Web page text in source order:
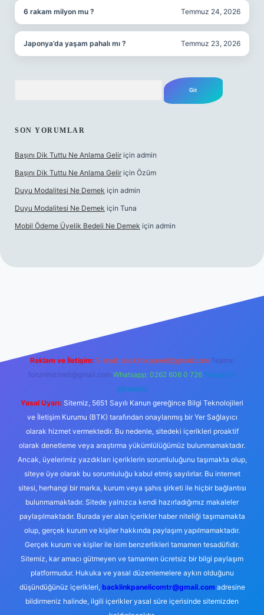
6 rakam milyon mu ? Temmuz 24, 2026
Japonya’da yaşam pahalı mı ? Temmuz 23, 2026
SON YORUMLAR
Başını Dik Tuttu Ne Anlama Gelir için admin
Başını Dik Tuttu Ne Anlama Gelir için Özüm
Duyu Modalitesi Ne Demek için admin
Duyu Modalitesi Ne Demek için Tuna
Mobil Ödeme Üyelik Bedeli Ne Demek için admin
Reklam ve İletişim: E-mail: backlinkpaneli@gmail.com Teams:
forumhizmeti@gmail.com Whatsapp: 0262 606 0 726 Telegram:
@karabul
Yasal Uyarı: Sitemiz, 5651 Sayılı Kanun gereğince Bilgi Teknolojileri
ve İletişim Kurumu (BTK) tarafından onaylanmış bir Yer Sağlayıcı
olarak hizmet vermektedir. Bu nedenle, sitedeki içerikleri proaktif
olarak denetleme veya araştırma yükümlülüğümüz bulunmamaktadır.
Ancak, üyelerimiz yazdıkları içeriklerin sorumluluğunu taşımakta olup,
siteye üye olarak bu sorumluluğu kabul etmiş sayılırlar. Bu internet
sitesi, herhangi bir marka, kurum veya şahıs şirketi ile hiçbir bağlantısı
bulunmamaktadır. Sitede yalnızca kendi hazırladığımız makaleler
paylaşılmaktadır. Burada yer alan içerikler haber niteliği taşımamakta
olup, gerçek kurum ve kişiler hakkında paylaşım yapılmamaktadır.
Gerçek kurum ve kişiler ile isim benzerlikleri tamamen tesadüfidir.
Sitemiz, kar amacı gütmeyen ve tamamen ücretsiz bir bilgi paylaşım
platformudur. Hukuka ve yasal düzenlemelere aykırı olduğunu
düşündüğünüz içerikleri, backlinkpanelicomtr@gmail.comadresine
bildirmeniz halinde, ilgili içerikler yasal süre içerisinde sitemizden